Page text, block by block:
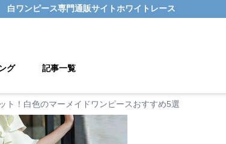
白ワンピース専門通販サイトホワイトレース
グ 記事一覧
ト！白色のマーメイドワンピースおすすめ5選